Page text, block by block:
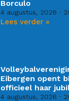
Borculo
4 augustus, 2026
Lees verder »
Eibergen opent
officieel haar
4 augustus, 2026